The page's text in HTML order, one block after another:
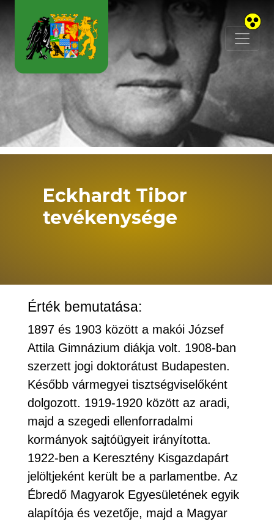
Eckhardt Tibor
tevékenysége
Érték bemutatása:
1897 és 1903 között a makói József
Attila Gimnázium diákja volt. 1908-ban
szerzett jogi doktorátust Budapesten.
Később vármegyei tisztségviselőként
dolgozott. 1919-1920 között az aradi,
majd a szegedi ellenforradalmi
kormányok sajtóügyeit irányította.
1922-ben a Keresztény Kisgazdapárt
jelöltjeként került be a parlamentbe. Az
Ébredő Magyarok Egyesületének egyik
alapítója és vezetője, majd a Magyar